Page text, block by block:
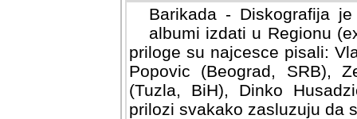
Barikada - Diskografija
albumi izdati u Regionu
priloge su najcesce pisali:
Popovic (Beograd, SRB),
(Tuzla, BiH), Dinko
prilozi svakako zasluzuju da